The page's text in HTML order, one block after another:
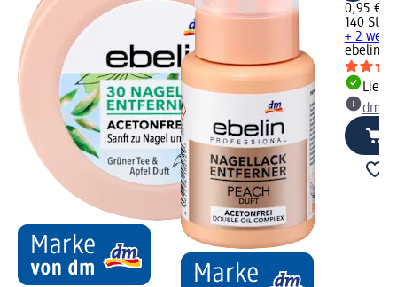
0,95 €
140 St
+ 2
ebelin
dm